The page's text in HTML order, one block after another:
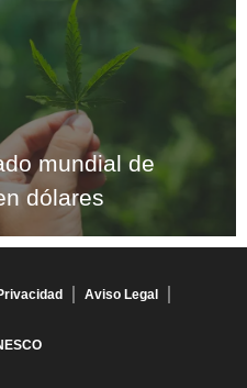
mundial de
dólares
Aviso Legal